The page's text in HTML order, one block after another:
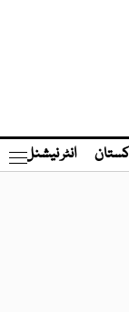
انٹر نیشنل